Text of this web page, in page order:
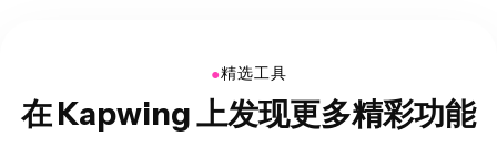
●精选工具
在 Kapwing 上发现更多精彩功能